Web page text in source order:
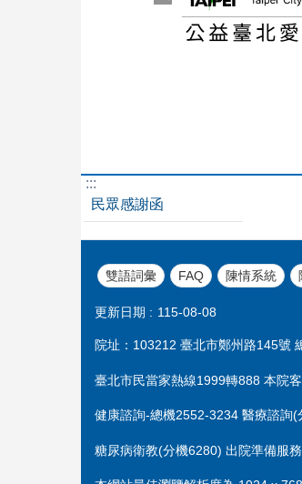
:::
民眾感謝函
雙語詞彙 FAQ 陳情系統
更新日期 115-08-08
院址：103212 臺北市鄭州路145號
臺北市民當家熱線1999轉888 本院
健康諮詢-總機2552-3234 醫療諮詢
糖尿病衛教(分機6280) 出院準備服